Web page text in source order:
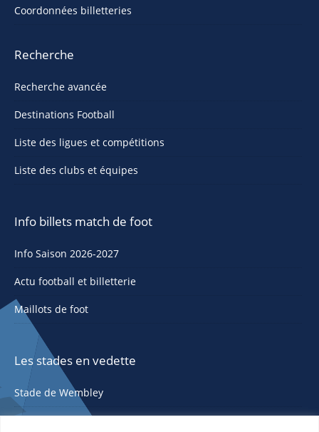
Coordonnées billetteries
Recherche
Recherche avancée
Destinations Football
Liste des ligues et compétitions
Liste des clubs et équipes
Info billets match de foot
Info Saison 2026-2027
Actu football et billetterie
Maillots de foot
Les stades en vedette
Stade de Wembley